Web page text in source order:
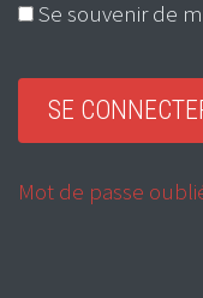
Se souvenir de
Mot de passe